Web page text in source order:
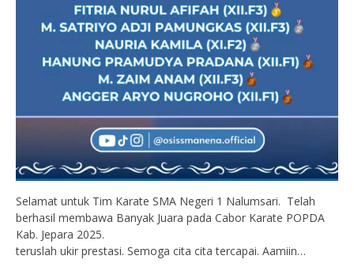
Selamat untuk Tim Karate SMA Negeri 1 Nalumsari. Telah
berhasil membawa Banyak Juara pada Cabor Karate POPDA
Kab. Jepara 2025.
teruslah ukir prestasi. Semoga cita cita tercapai. Aamiin…